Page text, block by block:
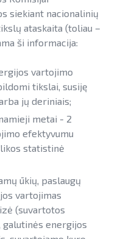
KAUPIMO
ELEKTRINĖMS
(baneriai)
ir elektros
kainos
plėtra
AEI plėtrą
sistemas ir
montuotojų
stebėsena
įgyvendinimo
sektorius
biokuro sektorius
teikimą
planas
EVE tikslus
sutaupymo
ATASKAITOS
PASLAUGŲ
siekiant nacionalinių
ataskaita (toliau –
ši informacija:
vartojimo
tikslai, susiję
jų deriniais;
metai - 2
efektyvumu
statistinė
ūkių, paslaugų
vartojimas
(suvartotos
energijos